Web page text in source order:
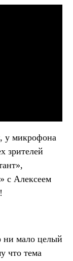
у микрофона
зрителей
с Алексеем
ни мало целый
что тема